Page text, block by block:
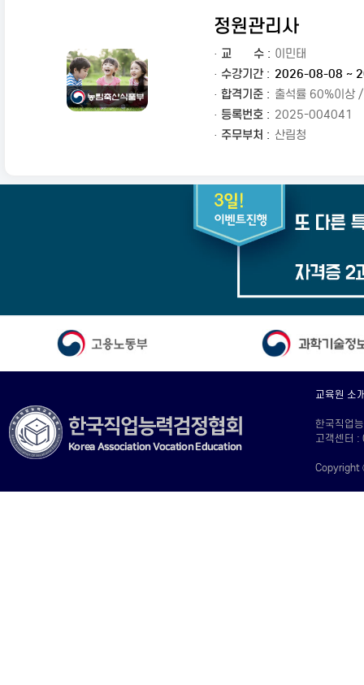
정원관리사
· 교 수 : 이민태
· 수강기간 : 2026-08-08 ~
· 합격기준 : 출석률 60%이상
· 등록번호 : 2025-004041
· 주무부처 : 산림청
교육원 소
한국직업
고객센터
Copyright